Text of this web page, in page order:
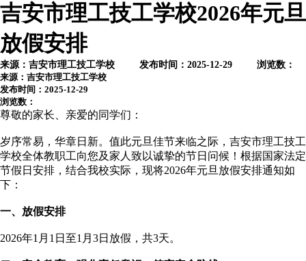
吉安市理工技工学校2026年元旦
放假安排
来源：吉安市理工技工学校 发布时间：2025-12-29 浏览数：
来源：吉安市理工技工学校
发布时间：2025-12-29
浏览数：
尊敬的家长、亲爱的同学们：
岁序常易，华章日新。值此元旦佳节来临之际，吉安市理工技工
学校全体教职工向您及家人致以诚挚的节日问候！根据国家法定
节假日安排，结合我校实际，现将2026年元旦放假安排通知如
下：
一、 放假安排
2026年1月1日至1月3日放假，共3天。